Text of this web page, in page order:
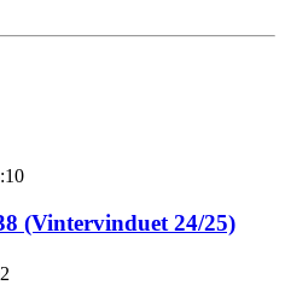
(Vintervinduet 24/25)